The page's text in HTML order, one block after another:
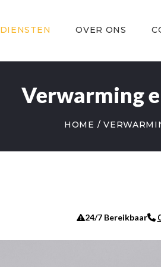
DIENSTEN OVER ONS
Verwarming
HOME
CONTACT
24/7 Bereikbaar